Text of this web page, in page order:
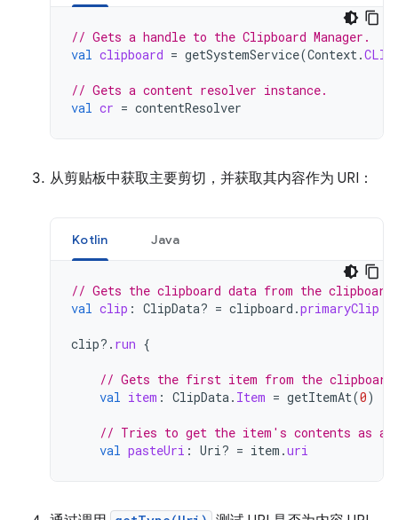
// Gets a handle to the Clipboard Manager.
val clipboard = getSystemService(Context.
// Gets a content resolver instance.
val cr = contentResolver
从剪贴板中获取主要剪切，并获取其内容作为 URI：
Kotlin Java
// Gets the clipboard data from the
val clip : ClipData? = clipboard .primaryClip
clip?. run {
// Gets the first item from the clipboard
val item : ClipData. Item = getItemAt(0)
// Tries to get the item's contents as a
val pasteUri : Uri? = item .uri